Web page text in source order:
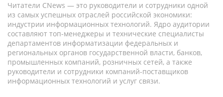
Читатели CNews — это руководители и сотрудники одной
из самых успешных отраслей российской экономики:
индустрии информационных технологий. Ядро аудитории
составляют топ-менеджеры и технические специалисты
департаментов информатизации федеральных и
региональных органов государственной власти, банков,
промышленных компаний, розничных сетей, а также
руководители и сотрудники компаний-поставщиков
информационных технологий и услуг связи.